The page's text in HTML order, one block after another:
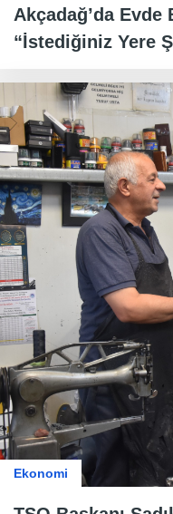
Akçadağ’da Evde
“İstediğiniz Yere
Ekonomi